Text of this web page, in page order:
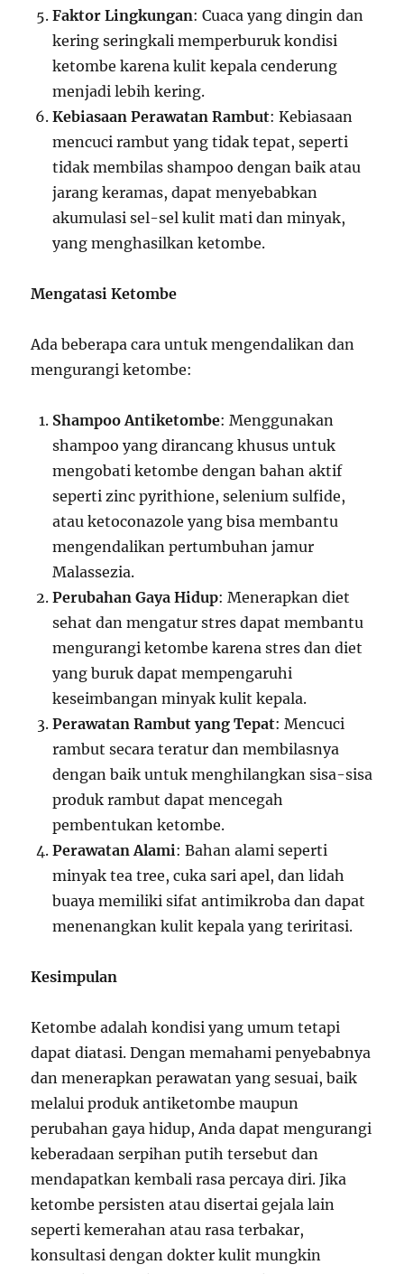
Faktor Lingkungan: Cuaca yang dingin dan
kering seringkali memperburuk kondisi
ketombe karena kulit kepala cenderung
menjadi lebih kering.
Kebiasaan Perawatan Rambut: Kebiasaan
mencuci rambut yang tidak tepat, seperti
tidak membilas shampoo dengan baik atau
jarang keramas, dapat menyebabkan
akumulasi sel-sel kulit mati dan minyak,
yang menghasilkan ketombe.
Mengatasi Ketombe
Ada beberapa cara untuk mengendalikan dan
mengurangi ketombe:
Shampoo Antiketombe: Menggunakan
shampoo yang dirancang khusus untuk
mengobati ketombe dengan bahan aktif
seperti zinc pyrithione, selenium sulfide,
atau ketoconazole yang bisa membantu
mengendalikan pertumbuhan jamur
Malassezia.
Perubahan Gaya Hidup: Menerapkan diet
sehat dan mengatur stres dapat membantu
mengurangi ketombe karena stres dan diet
yang buruk dapat mempengaruhi
keseimbangan minyak kulit kepala.
Perawatan Rambut yang Tepat: Mencuci
rambut secara teratur dan membilasnya
dengan baik untuk menghilangkan sisa-sisa
produk rambut dapat mencegah
pembentukan ketombe.
Perawatan Alami: Bahan alami seperti
minyak tea tree, cuka sari apel, dan lidah
buaya memiliki sifat antimikroba dan dapat
menenangkan kulit kepala yang teriritasi.
Kesimpulan
Ketombe adalah kondisi yang umum tetapi
dapat diatasi. Dengan memahami penyebabnya
dan menerapkan perawatan yang sesuai, baik
melalui produk antiketombe maupun
perubahan gaya hidup, Anda dapat mengurangi
keberadaan serpihan putih tersebut dan
mendapatkan kembali rasa percaya diri. Jika
ketombe persisten atau disertai gejala lain
seperti kemerahan atau rasa terbakar,
konsultasi dengan dokter kulit mungkin